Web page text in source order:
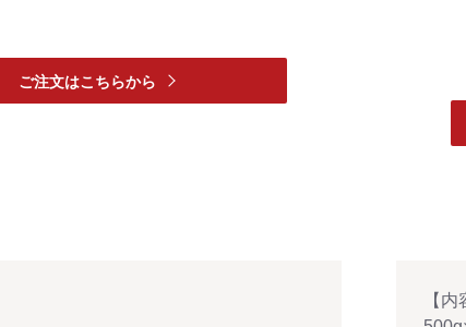
ご注文はこちらから
【内